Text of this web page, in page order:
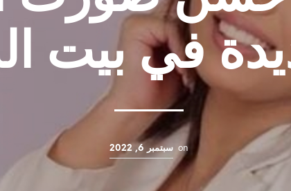
في بيت
on سبتمبر 6, 2022